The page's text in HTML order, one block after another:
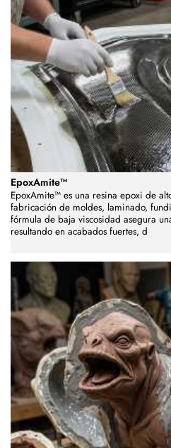
EpoxAmite™
EpoxAmite™ es una resina epoxi de
fabricación de moldes, laminado,
fórmula de baja viscosidad asegura
resultando en acabados fuertes, d